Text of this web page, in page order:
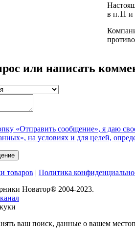
в п.11 и
или написать
«Отправить сообщение», я даю
на условиях и для целей,
товаров | Политика
Новатор® 2004-2023.
ваш поиск, данные о вашем